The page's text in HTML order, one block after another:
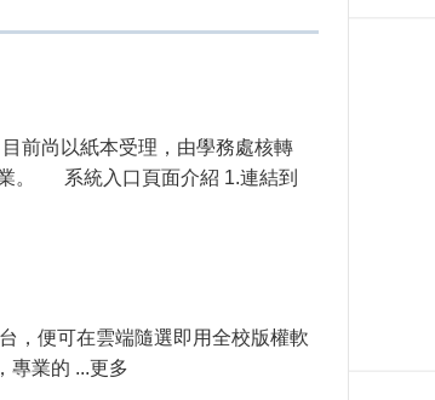
前尚以紙本受理，由學務處核轉
業。 系統入口頁面介紹 1.連結到
，便可在雲端隨選即用全校版權軟
專業的 ...更多